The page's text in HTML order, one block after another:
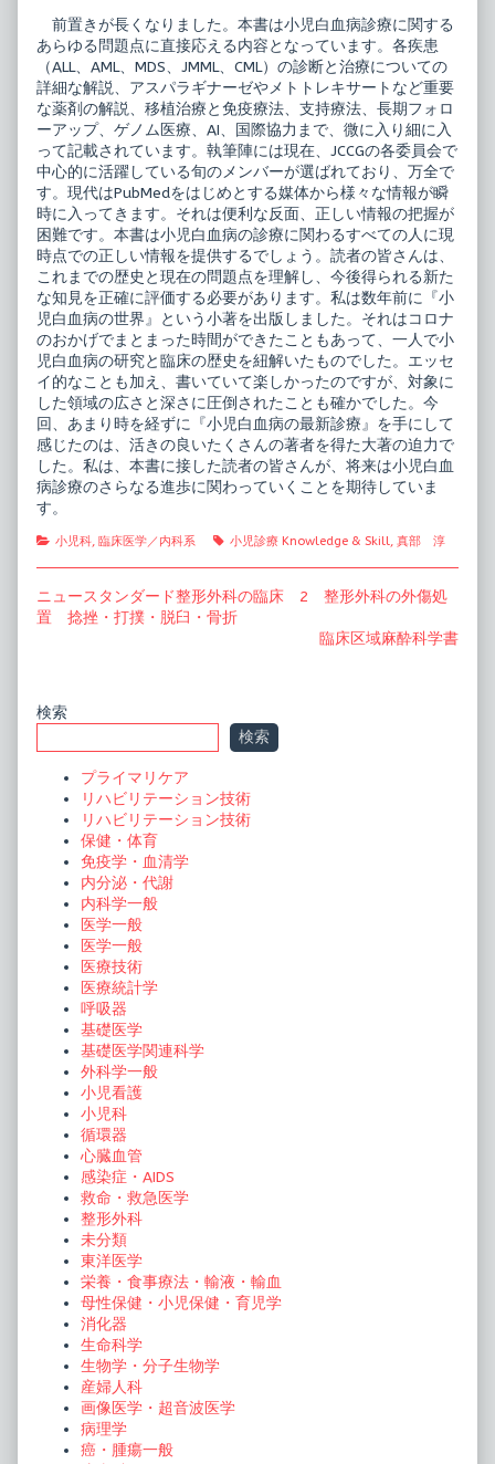
前置きが長くなりました。本書は小児白血病診療に関する
あらゆる問題点に直接応える内容となっています。各疾患
（ALL、AML、MDS、JMML、CML）の診断と治療についての
詳細な解説、アスパラギナーゼやメトトレキサートなど重要
な薬剤の解説、移植治療と免疫療法、支持療法、長期フォロ
ーアップ、ゲノム医療、AI、国際協力まで、微に入り細に入
って記載されています。執筆陣には現在、JCCGの各委員会で
中心的に活躍している旬のメンバーが選ばれており、万全で
す。現代はPubMedをはじめとする媒体から様々な情報が瞬
時に入ってきます。それは便利な反面、正しい情報の把握が
困難です。本書は小児白血病の診療に関わるすべての人に現
時点での正しい情報を提供するでしょう。読者の皆さんは、
これまでの歴史と現在の問題点を理解し、今後得られる新た
な知見を正確に評価する必要があります。私は数年前に『小
児白血病の世界』という小著を出版しました。それはコロナ
のおかげでまとまった時間ができたこともあって、一人で小
児白血病の研究と臨床の歴史を紐解いたものでした。エッセ
イ的なことも加え、書いていて楽しかったのですが、対象に
した領域の広さと深さに圧倒されたことも確かでした。今
回、あまり時を経ずに『小児白血病の最新診療』を手にして
感じたのは、活きの良いたくさんの著者を得た大著の迫力で
した。私は、本書に接した読者の皆さんが、将来は小児白血
病診療のさらなる進歩に関わっていくことを期待していま
す。
Categories
小児科, 臨床医学／内科系 Tags
小児診療 Knowledge & Skill, 真部 淳
投
稿
ゲ
ー
Previous
post:
ニュースタンダード整形外科の臨床 2 整形外科の外傷処
置 捻挫・打撲・脱臼・骨折
Next
臨床区域麻酔科学書
Primary
Sidebar
検索
検索
プライマリケア
リハビリテーション技術
リハビリテーション技術
保健・体育
免疫学・血清学
内分泌・代謝
内科学一般
医学一般
医学一般
医療技術
医療統計学
呼吸器
基礎医学
基礎医学関連科学
外科学一般
小児看護
小児科
循環器
心臓血管
感染症・AIDS
救命・救急医学
整形外科
未分類
東洋医学
栄養・食事療法・輸液・輸血
母性保健・小児保健・育児学
消化器
生命科学
生物学・分子生物学
産婦人科
画像医学・超音波医学
病理学
癌・腫瘍一般